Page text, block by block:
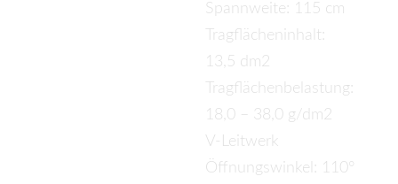
Spannweite: 115 cm
Tragflächeninhalt:
13,5 dm2
Tragflächenbelastung:
18,0 – 38,0 g/dm2
V-Leitwerk
Öffnungswinkel: 110°